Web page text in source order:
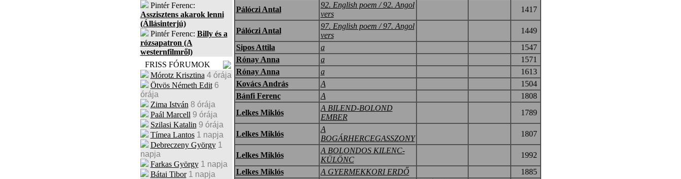
Pintér Ferenc:
Asszisztens akarok lenni
(Állásinterjú)
Pintér Ferenc: Billy és a
rózsapatron (A
westernfilmről)
FRISS FÓRUMOK
Mórotz Krisztina 4 órája
Ötvös Németh Edit 6
órája
Zima István 8 órája
Paál Marcell 9 órája
Szilasi Katalin 9 órája
Tímea Lantos 1 napja
Debreczeny György 1
napja
Farkas György 1 napja
Bátai Tibor 1 napja
Pálóczi Antal
92. English poem / 92. Angol
vers
1417
Pálóczi Antal
97. English poem / 97. Angol
vers
1449
Sipos Attila
a
1547
Rónay Anna
a
1571
Rónay Anna
a
1613
Kovács András
A
1504
Bánfi Ferenc
A
1808
Lelkes Miklós
A BILEND-BOLOND
EMBER
1789
Lelkes Miklós
A
BOGÁRHERCEGASSZONY
1807
Lelkes Miklós
A BOLONDOS KILENC-
KÜLÖNC
1992
Lelkes Miklós
A GYERMEKKORI ERDŐ 1885